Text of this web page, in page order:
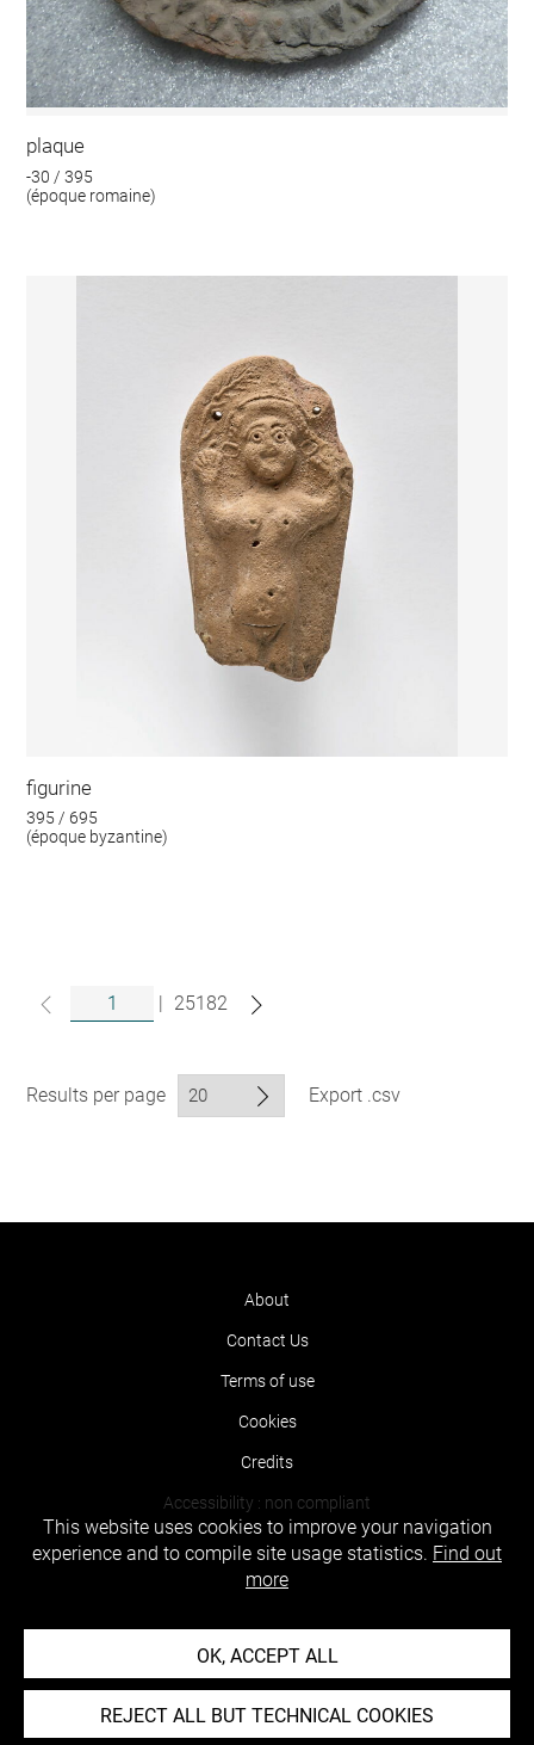
plaque
-30 / 395
(époque romaine)
figurine
395 / 695
(époque byzantine)
| 25182
Results per page Export .csv
About
Contact Us
Terms of use
Cookies
Credits
Accessibility : non compliant
This website uses cookies to improve your navigation
experience and to compile site usage statistics. Find out
more
OK, ACCEPT ALL
REJECT ALL BUT TECHNICAL COOKIES